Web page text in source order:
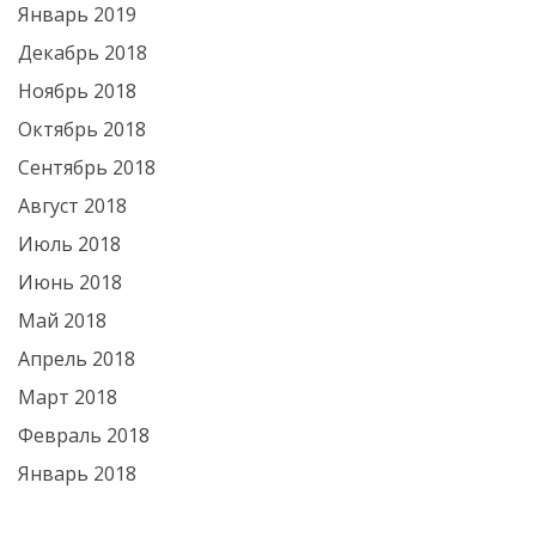
Январь 2019
Декабрь 2018
Ноябрь 2018
Октябрь 2018
Сентябрь 2018
Август 2018
Июль 2018
Июнь 2018
Май 2018
Апрель 2018
Март 2018
Февраль 2018
Январь 2018